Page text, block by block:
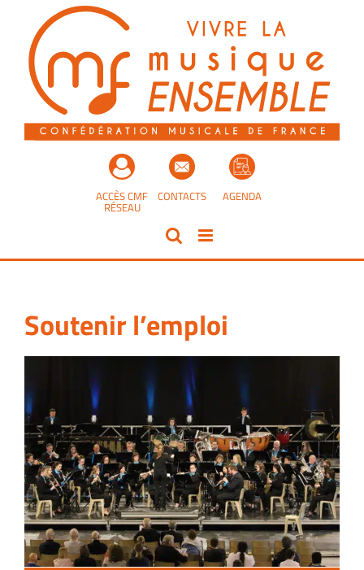
contenu
AGENDA
CONTACTS
ACCÈS CMF
RÉSEAU
Soutenir l’emploi